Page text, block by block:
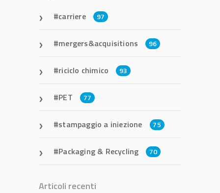
carriere 97
mergers&acquisitions 96
riciclo chimico 93
PET 77
stampaggio a iniezione 75
Packaging & Recycling 70
Articoli recenti